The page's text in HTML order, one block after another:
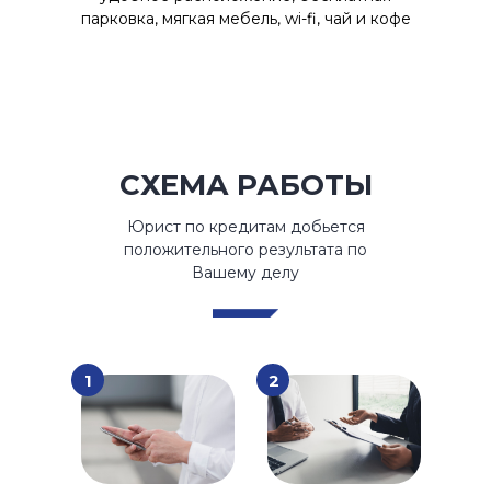
парковка, мягкая мебель, wi-fi, чай и кофе
СХЕМА РАБОТЫ
Юрист по кредитам добьется
положительного результата по
Вашему делу
1 2